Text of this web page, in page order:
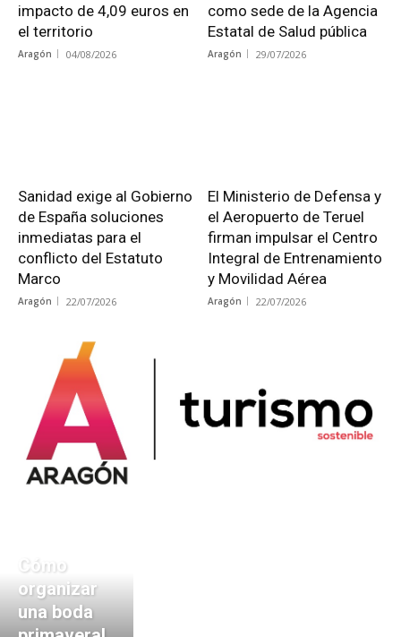
impacto de 4,09 euros en
el territorio
Aragón 04/08/2026
como sede de la Agencia
Estatal de Salud pública
Aragón 29/07/2026
Sanidad exige al Gobierno
de España soluciones
inmediatas para el
conflicto del Estatuto
Marco
Aragón 22/07/2026
El Ministerio de Defensa y
el Aeropuerto de Teruel
firman impulsar el Centro
Integral de Entrenamiento
y Movilidad Aérea
Aragón 22/07/2026
Cómo
organizar
una boda